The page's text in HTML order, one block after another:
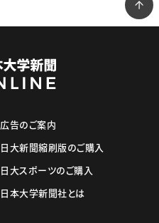
広告のご案内
日大新聞縮刷版のご購入
日大スポーツのご購入
日本大学新聞社とは